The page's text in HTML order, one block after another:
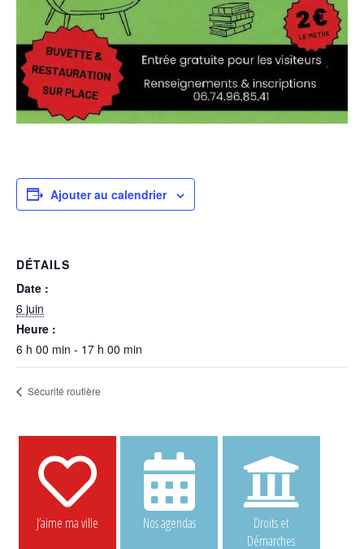
Ajouter au calendrier
DÉTAILS
Date :
6 juin
Heure :
6 h 00 min - 17 h 00 min
Sécurité routière
J’aime ma ville Nos agendas
Droits et
Démarches